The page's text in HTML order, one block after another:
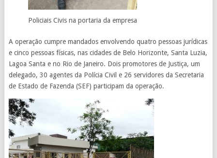
Policiais Civis na portaria da empresa
A operação cumpre mandados envolvendo quatro pessoas jurídicas
e cinco pessoas físicas, nas cidades de Belo Horizonte, Santa Luzia,
Lagoa Santa e no Rio de Janeiro. Dois promotores de Justiça, um
delegado, 30 agentes da Polícia Civil e 26 servidores da Secretaria
de Estado de Fazenda (SEF) participam da operação.